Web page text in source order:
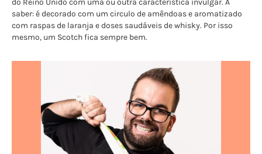
saber: é decorado com um circulo de amêndoas e aromatizado
com raspas de laranja e doses saudáveis de whisky. Por isso
mesmo, um Scotch fica sempre bem.